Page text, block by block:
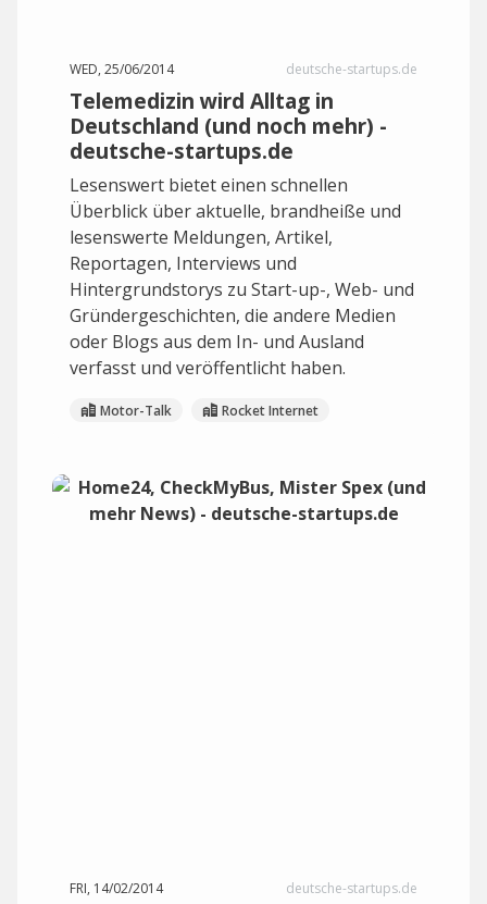
WED, 25/06/2014 deutsche-startups.de
Telemedizin wird Alltag in
Deutschland (und noch mehr) -
deutsche-startups.de
Lesenswert bietet einen schnellen
Überblick über aktuelle, brandheiße und
lesenswerte Meldungen, Artikel,
Reportagen, Interviews und
Hintergrundstorys zu Start-up-, Web- und
Gründergeschichten, die andere Medien
oder Blogs aus dem In- und Ausland
verfasst und veröffentlicht haben.
Motor-Talk Rocket Internet
FRI, 14/02/2014 deutsche-startups.de